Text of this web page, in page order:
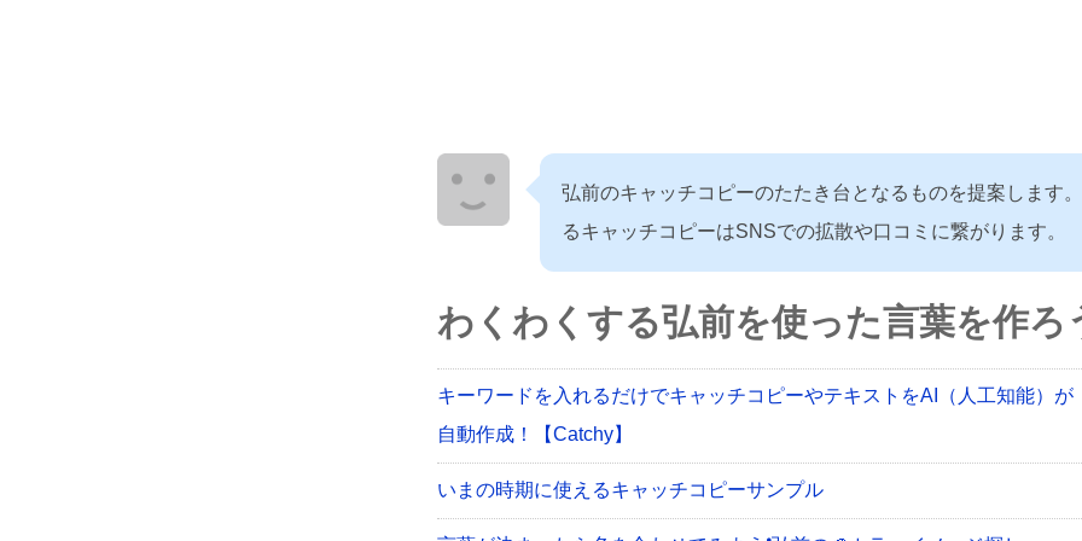
弘前のキャッチコピーのたたき台となるものを提案します
るキャッチコピーはSNSでの拡散や口コミに繋がります。
わくわくする弘前を使った言葉を作ろ
キーワードを入れるだけでキャッチコピーやテキストをAI（人工知能）が
自動作成！【Catchy】
いまの時期に使えるキャッチコピーサンプル